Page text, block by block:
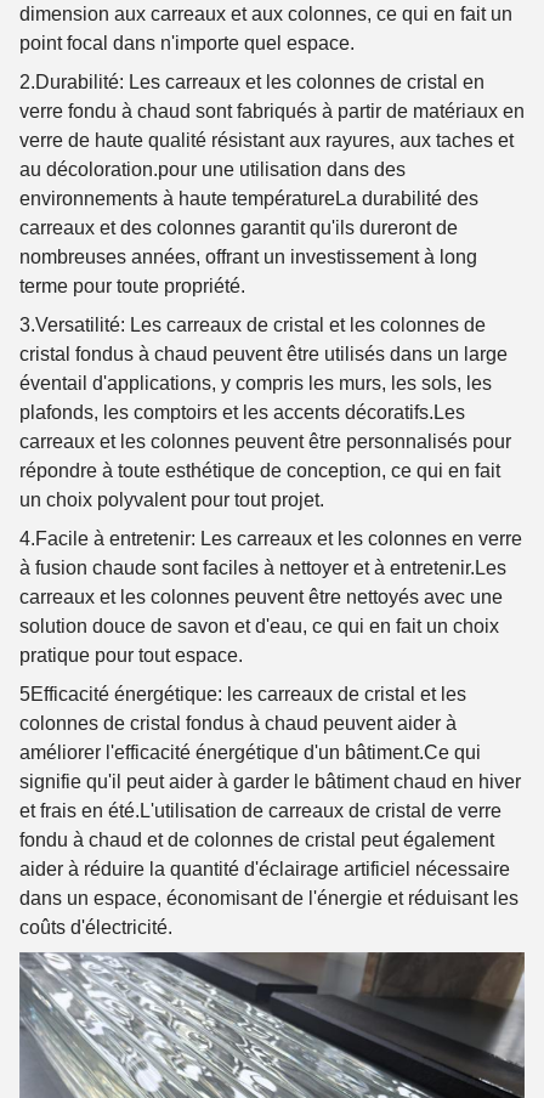
dimension aux carreaux et aux colonnes, ce qui en fait un
point focal dans n'importe quel espace.
2.Durabilité: Les carreaux et les colonnes de cristal en
verre fondu à chaud sont fabriqués à partir de matériaux en
verre de haute qualité résistant aux rayures, aux taches et
au décoloration.pour une utilisation dans des
environnements à haute températureLa durabilité des
carreaux et des colonnes garantit qu'ils dureront de
nombreuses années, offrant un investissement à long
terme pour toute propriété.
3.Versatilité: Les carreaux de cristal et les colonnes de
cristal fondus à chaud peuvent être utilisés dans un large
éventail d'applications, y compris les murs, les sols, les
plafonds, les comptoirs et les accents décoratifs.Les
carreaux et les colonnes peuvent être personnalisés pour
répondre à toute esthétique de conception, ce qui en fait
un choix polyvalent pour tout projet.
4.Facile à entretenir: Les carreaux et les colonnes en verre
à fusion chaude sont faciles à nettoyer et à entretenir.Les
carreaux et les colonnes peuvent être nettoyés avec une
solution douce de savon et d'eau, ce qui en fait un choix
pratique pour tout espace.
5Efficacité énergétique: les carreaux de cristal et les
colonnes de cristal fondus à chaud peuvent aider à
améliorer l'efficacité énergétique d'un bâtiment.Ce qui
signifie qu'il peut aider à garder le bâtiment chaud en hiver
et frais en été.L'utilisation de carreaux de cristal de verre
fondu à chaud et de colonnes de cristal peut également
aider à réduire la quantité d'éclairage artificiel nécessaire
dans un espace, économisant de l'énergie et réduisant les
coûts d'électricité.